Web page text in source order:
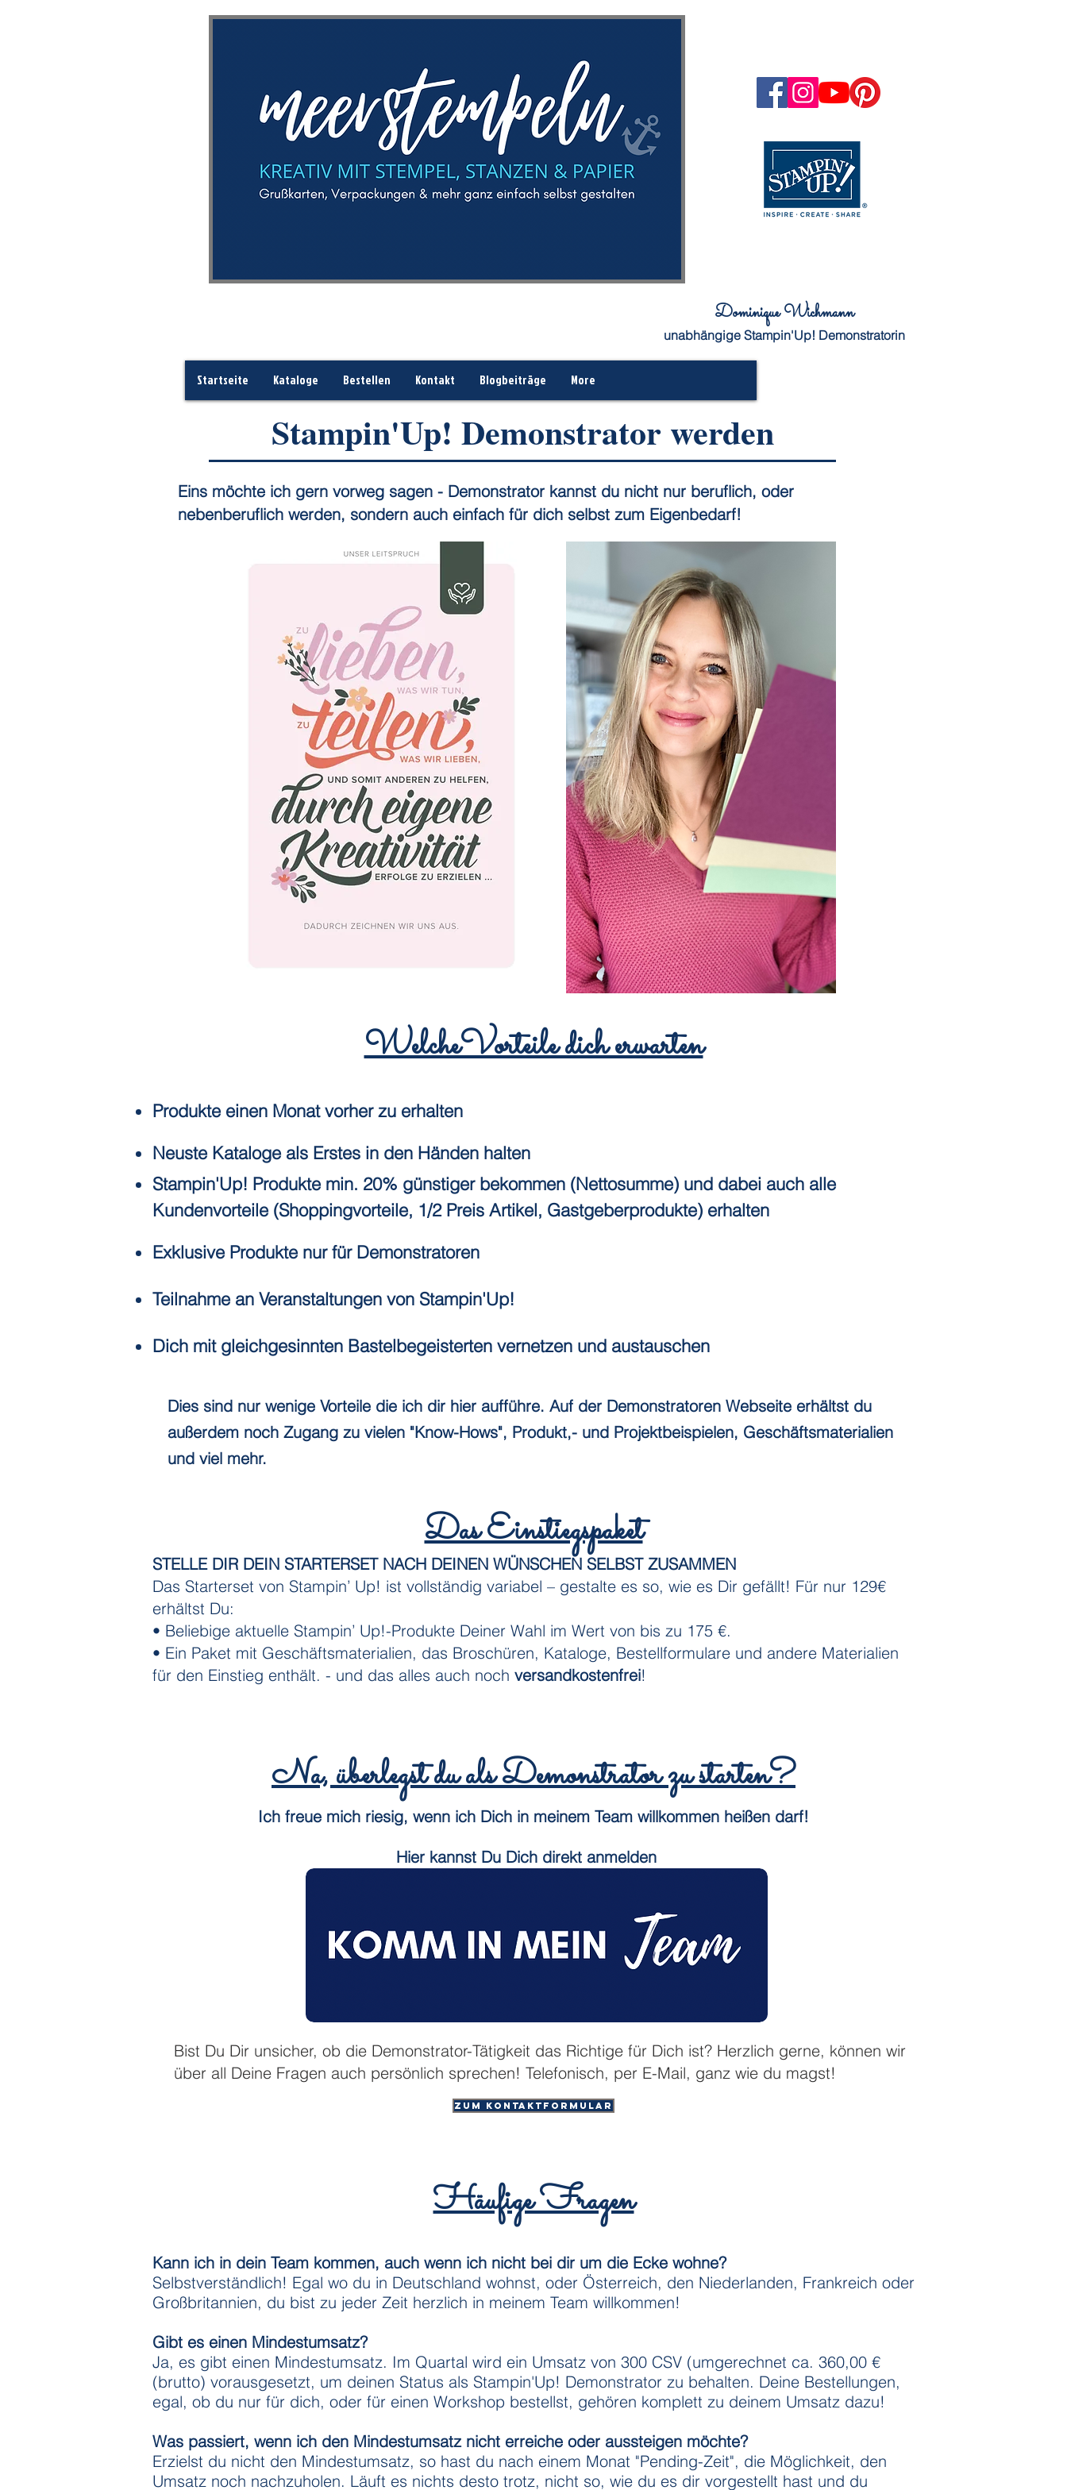
Stampin'Up! Demonstrator werden
Eins möchte ich gern vorweg sagen - Demonstrator kannst du nicht nur beruflich, oder
nebenberuflich werden, sondern auch einfach für dich selbst zum Eigenbedarf!
WelcheVorteile dich erwarten
Produkte einen Monat vorher zu erhalten
Neuste Kataloge als Erstes in den Händen halten
Stampin'Up! Produkte min. 20% günstiger bekommen (Nettosumme) und dabei auch alle
Kundenvorteile (Shoppingvorteile, 1/2 Preis Artikel, Gastgeberprodukte) erhalten
Exklusive Produkte nur für Demonstratoren
Teilnahme an Veranstaltungen von Stampin'Up!
Dich mit gleichgesinnten Bastelbegeisterten vernetzen und austauschen
Dies sind nur wenige Vorteile die ich dir hier aufführe. Auf der Demonstratoren Webseite erhältst du
außerdem noch Zugang zu vielen "Know-Hows", Produkt,- und Projektbeispielen, Geschäftsmaterialien
und viel mehr.
Das Einstiegspaket
STELLE DIR DEIN STARTERSET NACH DEINEN WÜNSCHEN SELBST ZUSAMMEN
Das Starterset von Stampin’ Up! ist vollständig variabel – gestalte es so, wie es Dir gefällt! Für nur 129€
erhältst Du:
• Beliebige aktuelle Stampin’ Up!-Produkte Deiner Wahl im Wert von bis zu 175 €.
• Ein Paket mit Geschäftsmaterialien, das Broschüren, Kataloge, Bestellformulare und andere Materialien
für den Einstieg enthält. - und das alles auch noch versandkostenfrei!
Na, überlegst du als Demonstrator zu starten?
Ich freue mich riesig, wenn ich Dich in meinem Team willkommen heißen darf!
Hier kannst Du Dich direkt anmelden
Bist Du Dir unsicher, ob die Demonstrator-Tätigkeit das Richtige für Dich ist? Herzlich gerne, können wir
über all Deine Fragen auch persönlich sprechen! Telefonisch, per E-Mail, ganz wie du magst!
Zum Kontaktformular
Häufige Fragen
Kann ich in dein Team kommen, auch wenn ich nicht bei dir um die Ecke wohne?
Selbstverständlich! Egal wo du in Deutschland wohnst, oder Österreich, den Niederlanden, Frankreich oder
Großbritannien, du bist zu jeder Zeit herzlich in meinem Team willkommen!
Gibt es einen Mindestumsatz?
Ja, es gibt einen Mindestumsatz. Im Quartal wird ein Umsatz von 300 CSV (umgerechnet ca. 360,00 €
(brutto) vorausgesetzt, um deinen Status als Stampin'Up! Demonstrator zu behalten. Deine Bestellungen,
egal, ob du nur für dich, oder für einen Workshop bestellst, gehören komplett zu deinem Umsatz dazu!
Was passiert, wenn ich den Mindestumsatz nicht erreiche oder aussteigen möchte?
Erzielst du nicht den Mindestumsatz, so hast du nach einem Monat "Pending-Zeit", die Möglichkeit, den
Umsatz noch nachzuholen. Läuft es nichts desto trotz, nicht so, wie du es dir vorgestellt hast und du
Startseite Kataloge Bestellen Kontakt Blogbeiträge More
Dominique Wichmann
unabhängige Stampin'Up! Demonstratorin